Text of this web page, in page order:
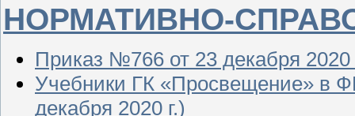
НОРМАТИВНО-
Приказ №766 от 23 декабря 2020
Учебники ГК «Просвещение» в
декабря 2020 г.)